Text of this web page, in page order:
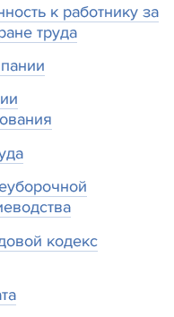
к работнику за
труда
кодекс